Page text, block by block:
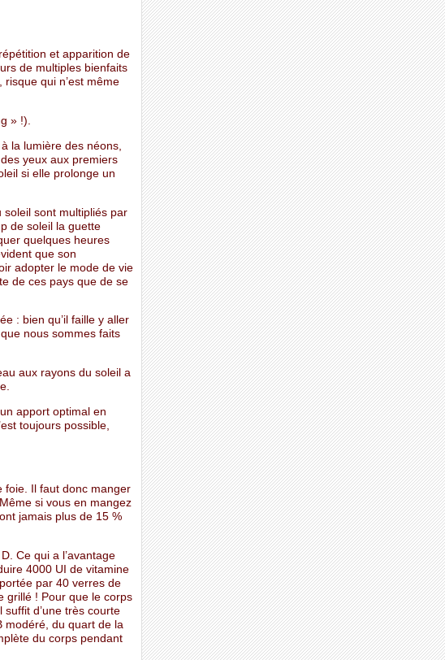
et apparition de
de multiples bienfaits
qui n’est même
» !).
la lumière des néons,
yeux aux premiers
si elle prolonge un
soleil sont multipliés par
de soleil la guette
quelques heures
que son
adopter le mode de vie
de ces pays que de se
: bien qu’il faille y aller
nous sommes faits
aux rayons du soleil a
apport optimal en
toujours possible,
foie. Il faut donc manger
si vous en mangez
jamais plus de 15 %
Ce qui a l’avantage
4000 UI de vitamine
par 40 verres de
grillé ! Pour que le corps
d’une très courte
modéré, du quart de la
du corps pendant